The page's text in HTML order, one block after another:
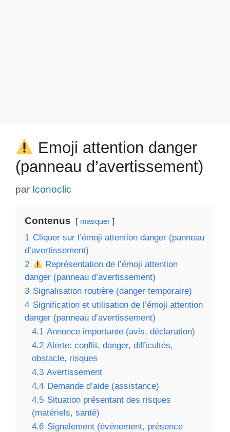
Emoji attention danger
(panneau d’avertissement)
par Iconoclic
Contenus masquer
1 Cliquer sur l’émoji attention danger (panneau
d’avertissement)
2
Représentation de l’émoji attention
danger (panneau d’avertissement)
3 Signalisation routière (danger temporaire)
4 Signification et utilisation de l’émoji attention
danger (panneau d’avertissement)
4.1 Annonce importante (avis, déclaration)
4.2 Alerte: conflit, danger, difficultés,
obstacle, risques
4.3 Avertissement
4.4 Demande d’aide (assistance)
4.5 Situation présentant des risques
(matériels, santé)
4.6 Signalement (événement, présence